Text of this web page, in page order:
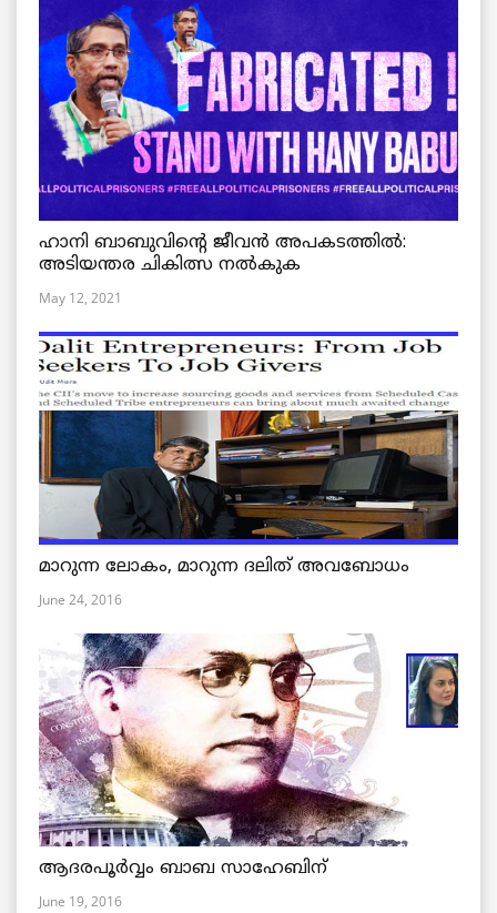
ഹാനി ബാബുവിന്റെ ജീവൻ അപകടത്തിൽ:
അടിയന്തര ചികിത്സ നൽകുക
May 12, 2021
മാറുന്ന ലോകം, മാറുന്ന ദലിത് അവബോധം
June 24, 2016
ആദരപൂര്‍വ്വം ബാബ സാഹേബിന്
June 19, 2016